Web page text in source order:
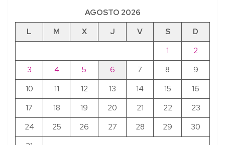
AGOSTO 2026
L
M X J V S
D
1
2
3
4 5 6 7 8
9
10
11 12 13 14 15
16
17
18 19 20 21 22
23
24
25 26 27 28 29
30